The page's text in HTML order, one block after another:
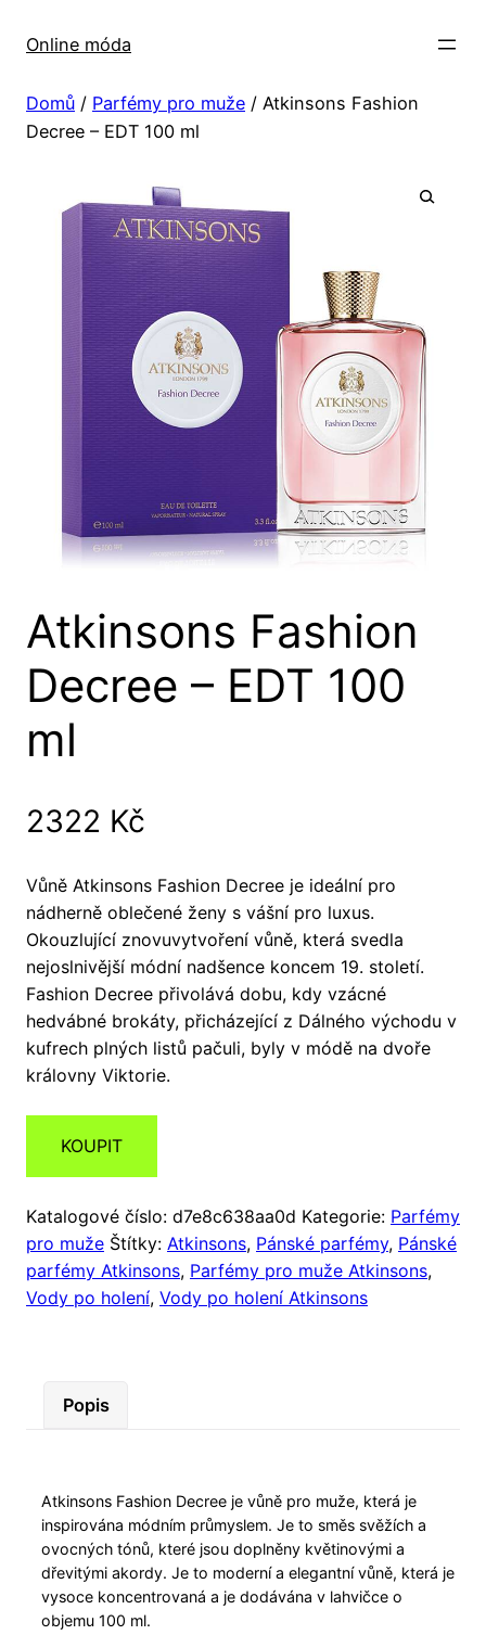
Online móda
Domů / Parfémy pro muže / Atkinsons Fashion
Decree – EDT 100 ml
Atkinsons Fashion
Decree – EDT 100
ml
2322 Kč
Vůně Atkinsons Fashion Decree je ideální pro
nádherně oblečené ženy s vášní pro luxus.
Okouzlující znovuvytvoření vůně, která svedla
nejoslnivější módní nadšence koncem 19. století.
Fashion Decree přivolává dobu, kdy vzácné
hedvábné brokáty, přicházející z Dálného východu v
kufrech plných listů pačuli, byly v módě na dvoře
královny Viktorie.
KOUPIT
Katalogové číslo: d7e8c638aa0d Kategorie: Parfémy
pro muže Štítky: Atkinsons, Pánské parfémy, Pánské
parfémy Atkinsons, Parfémy pro muže Atkinsons,
Vody po holení, Vody po holení Atkinsons
Popis
Atkinsons Fashion Decree je vůně pro muže, která je
inspirována módním průmyslem. Je to směs svěžích a
ovocných tónů, které jsou doplněny květinovými a
dřevitými akordy. Je to moderní a elegantní vůně, která je
vysoce koncentrovaná a je dodávána v lahvičce o
objemu 100 ml.